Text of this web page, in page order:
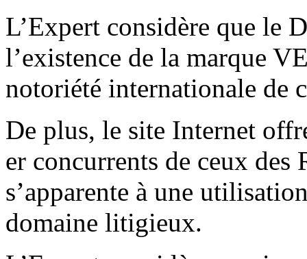
L’Expert considère que le
l’existence de la marque
notoriété internationale de
De plus, le site Internet
er concurrents de ceux des
s’apparente à une
domaine litigieux.